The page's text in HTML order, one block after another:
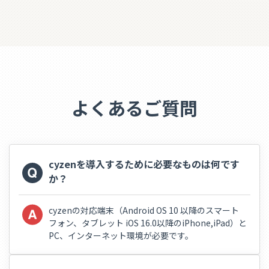
よくあるご質問
cyzenを導入するために必要なものは何です
か？
cyzenの対応端末（Android OS 10 以降のスマート
フォン、タブレット iOS 16.0以降のiPhone,iPad）と
PC、インターネット環境が必要です。